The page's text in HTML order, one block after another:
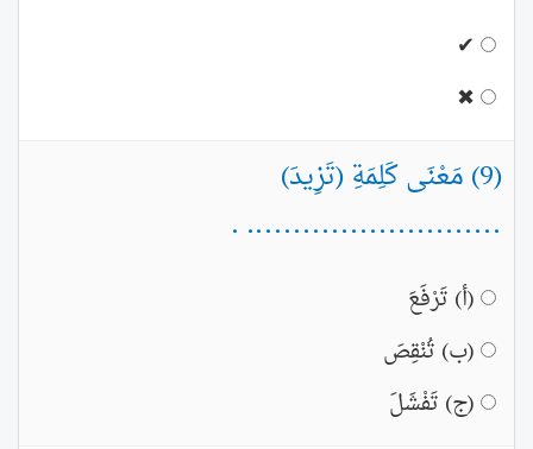
✔
✖
(9) مَعْنَى كَلِمَةِ (تَزِيدَ)
........................... .
(أ) تَرْفَعَ
(ب) تُنْقِصَ
(ج) تَفْشَلَ